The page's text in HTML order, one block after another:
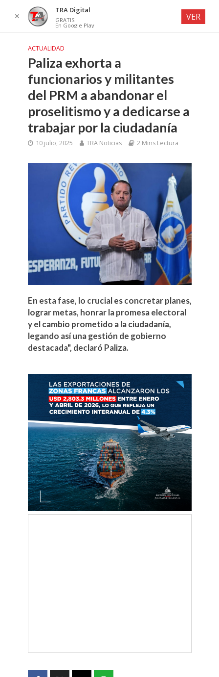
ACTUALIDAD
Paliza exhorta a
funcionarios y militantes
del PRM a abandonar el
proselitismo y a dedicarse a
trabajar por la ciudadanía
10 julio, 2025 TRA Noticias 2 Mins Lectura
En esta fase, lo crucial es concretar planes,
lograr metas, honrar la promesa electoral
y el cambio prometido a la ciudadanía,
legando así una gestión de gobierno
destacada", declaró Paliza.
✕
TRA Digital
GRATIS
En Google Play
VER